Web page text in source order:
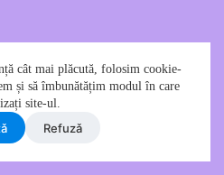
cât mai plăcută, folosim cookie-
și să îmbunătățim modul în care
site-ul.
Refuzǎ